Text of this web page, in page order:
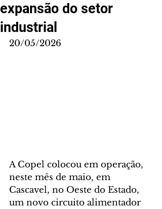
expansão do setor
industrial
20/05/2026
A Copel colocou em operação,
neste mês de maio, em
Cascavel, no Oeste do Estado,
um novo circuito alimentador